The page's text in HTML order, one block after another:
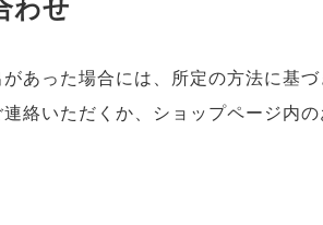
わせ
あった場合には、所定の方法に基
絡いただくか、ショップページ内